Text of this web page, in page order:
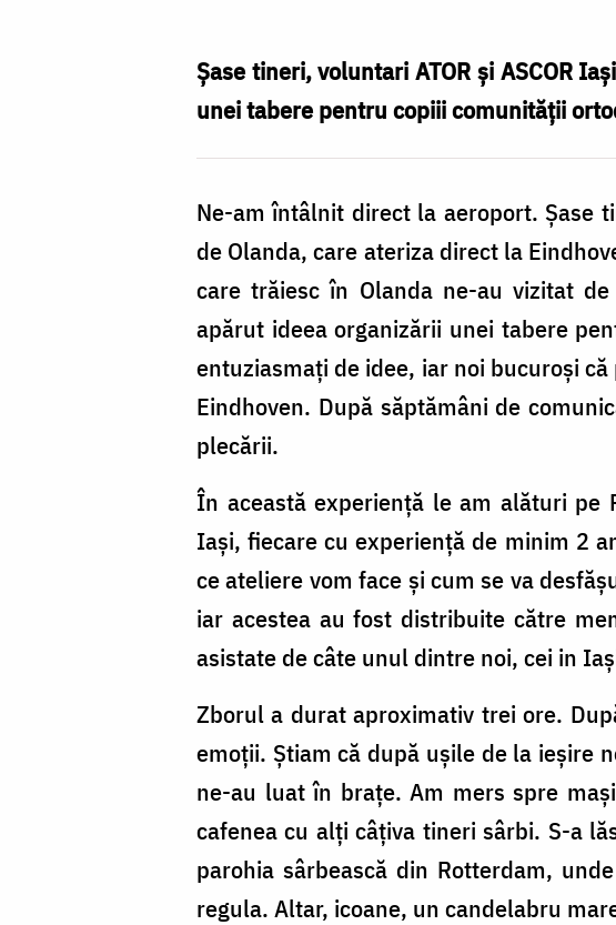
Șase tineri, voluntari ATOR și ASCOR
unei tabere pentru copiii comunității
Ne-am întâlnit direct la aeroport. Șase
de Olanda, care ateriza direct la
care trăiesc în Olanda ne-au vizitat
apărut ideea organizării unei tabere
entuziasmați de idee, iar noi bucuroși
Eindhoven. După săptămâni de
plecării.
În această experiență le am alături pe
Iași, fiecare cu experiență de minim 2
ce ateliere vom face și cum se va
iar acestea au fost distribuite către
asistate de câte unul dintre noi, cei in
Zborul a durat aproximativ trei ore.
emoții. Știam că după ușile de la ieșire
ne-au luat în brațe. Am mers spre
cafenea cu alți câțiva tineri sârbi. S-a
parohia sârbească din Rotterdam,
regula. Altar, icoane, un candelabru